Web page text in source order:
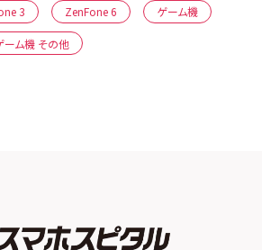
3 ZenFone 6 ゲーム機
ム機 その他